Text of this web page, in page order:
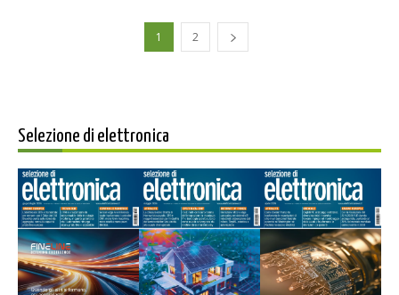
1 2
Selezione di elettronica